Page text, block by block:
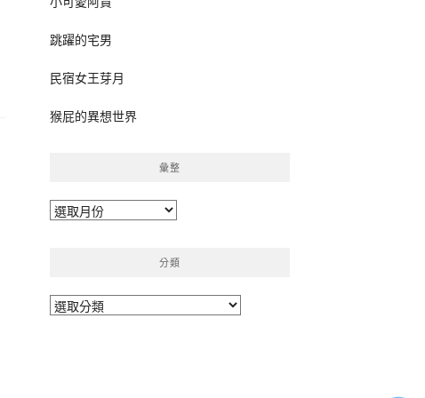
跳躍的宅男
民宿女王芽月
猴屁的異想世界
彙整
彙
分類
分